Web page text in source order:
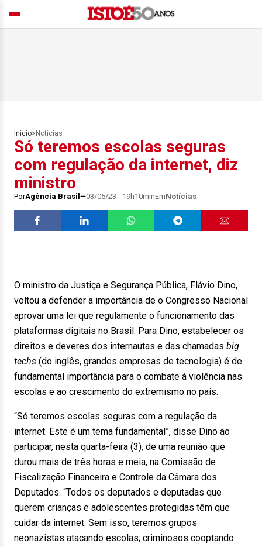
Início> Notícias
Só teremos escolas seguras
com regulação da internet, diz
ministro
PorAgência Brasil 03/05/23 - 19h10minEmNotícias
O ministro da Justiça e Segurança Pública, Flávio Dino,
voltou a defender a importância de o Congresso Nacional
aprovar uma lei que regulamente o funcionamento das
plataformas digitais no Brasil. Para Dino, estabelecer os
direitos e deveres dos internautas e das chamadas big
techs (do inglês, grandes empresas de tecnologia) é de
fundamental importância para o combate à violência nas
escolas e ao crescimento do extremismo no país.
“Só teremos escolas seguras com a regulação da
internet. Este é um tema fundamental”, disse Dino ao
participar, nesta quarta-feira (3), de uma reunião que
durou mais de três horas e meia, na Comissão de
Fiscalização Financeira e Controle da Câmara dos
Deputados. “Todos os deputados e deputadas que
querem crianças e adolescentes protegidas têm que
cuidar da internet. Sem isso, teremos grupos
neonazistas atacando escolas; criminosos cooptando